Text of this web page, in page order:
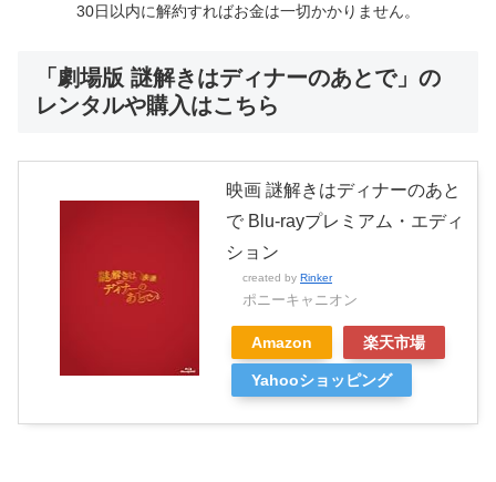
30日以内に解約すればお金は一切かかりません。
「劇場版 謎解きはディナーのあとで」の
レンタルや購入はこちら
映画 謎解きはディナーのあと
で Blu-rayプレミアム・エディ
ション
created by Rinker
ポニーキャニオン
Amazon 楽天市場
Yahooショッピング